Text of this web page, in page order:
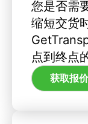
您是否需
缩短交货
点到终点
获取报价